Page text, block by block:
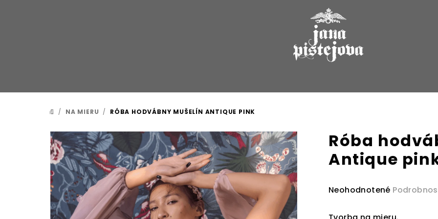
DOMOV
/ NA MIERU / RÓBA HODVÁBNY MUŠELÍN ANTIQUE PINK
Róba
Antique
Priemerné
produktu
Neohodnotené